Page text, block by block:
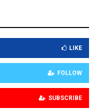
LIKE
FOLLOW
SUBSCRIBE